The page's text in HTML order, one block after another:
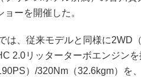
ョーを開催した。
は、従来モデルと同様に2WD
2.0リッターターボエンジン
）/320Nm（32.6kgm）を